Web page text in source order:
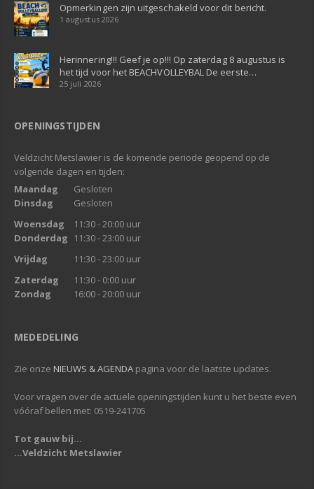
Opmerkingen zijn uitgeschakeld voor dit bericht.
1 augustus 2026
Herinnering!!! Geef je op!!! Op zaterdag 8 augustus is
het tijd voor het BEACHVOLLEYBAL De eerste…
25 juli 2026
OPENINGSTIJDEN
Veldzicht Metslawier is de komende periode geopend op de
volgende dagen en tijden:
Maandag
Gesloten
Dinsdag
Gesloten
Woensdag
11:30 - 20:00 uur
Donderdag
11:30 - 23:00 uur
Vrijdag
11:30 - 23:00 uur
Zaterdag
11:30 - 0:00 uur
Zondag
16:00 - 20:00 uur
MEDEDELING
Zie onze NIEUWS & AGENDA pagina voor de laatste updates.
Voor vragen over de actuele openingstijden kunt u het beste even
vóóraf bellen met: 0519-241705
Tot gauw bij...
...Veldzicht Metslawier